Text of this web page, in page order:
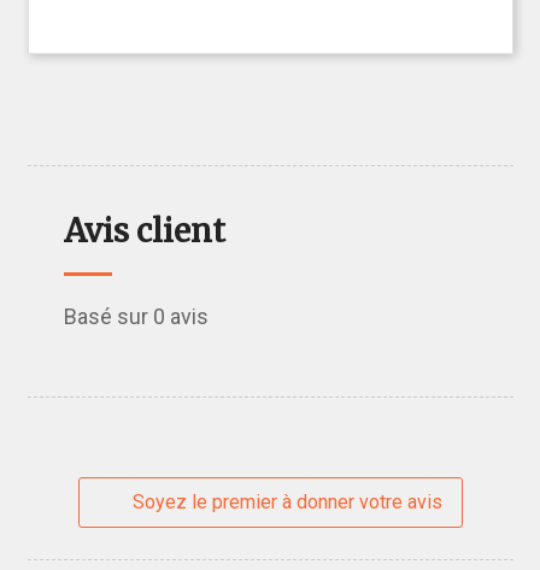
Avis client
Basé sur 0 avis
Soyez le premier à donner votre avis